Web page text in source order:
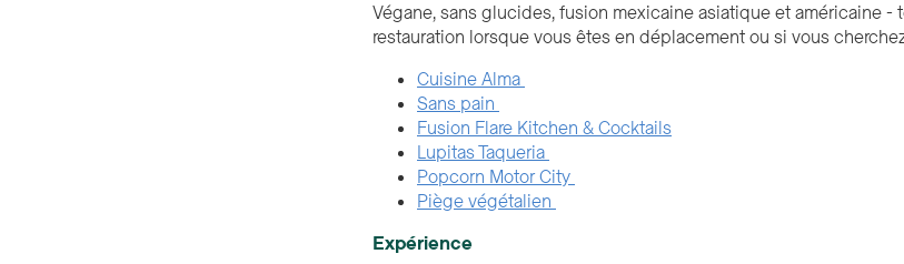
Végane, sans glucides, fusion mexicaine asiatique et américaine
restauration lorsque vous êtes en déplacement ou si vous
Cuisine Alma
Sans pain
Fusion Flare Kitchen & Cocktails
Lupitas Taqueria
Popcorn Motor City
Piège végétalien
Expérience